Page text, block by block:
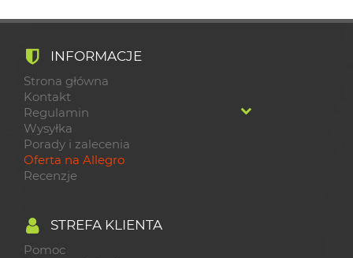
INFORMACJE
Strona główna
Kontakt
Regulamin
Wysyłka
Porady i zalecenia
Oferta na Allegro
Recenzje
STREFA KLIENTA
Pomoc